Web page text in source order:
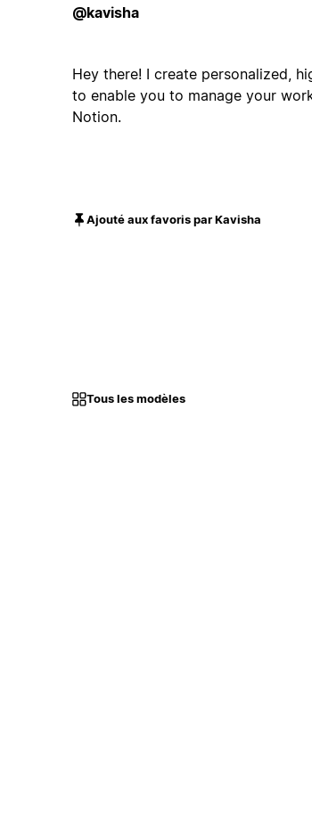
@kavisha
Hey there! I create personalized,
to enable you to manage your
Notion.
Ajouté aux favoris par Kavisha
Tous les modèles